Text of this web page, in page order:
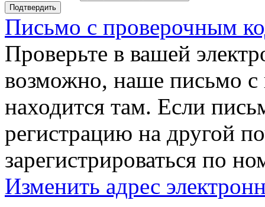
Подтвердить
Письмо с проверочным
Проверьте в вашей
возможно, наше письмо с
находится там. Если
регистрацию на другой
зарегистрироваться по
Изменить адрес